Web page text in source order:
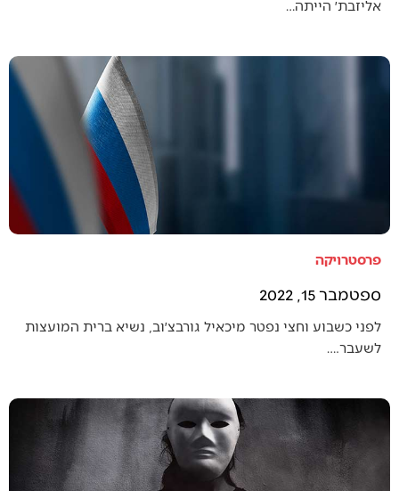
אליזבת׳ הייתה…
פרסטרויקה
ספטמבר 15, 2022
לפני כשבוע וחצי נפטר מיכאיל גורבצ׳וב, נשיא ברית המועצות
לשעבר.…